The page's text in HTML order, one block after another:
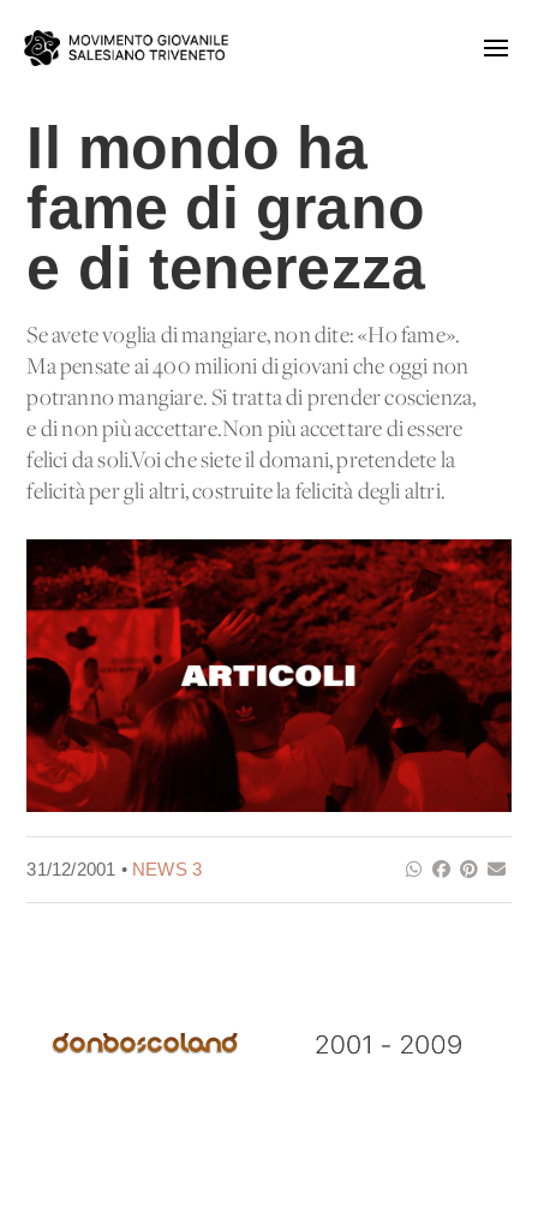
Il mondo ha
fame di grano
e di tenerezza
Se avete voglia di mangiare, non dite: «Ho fame».
Ma pensate ai 400 milioni di giovani che oggi non
potranno mangiare. Si tratta di prender coscienza,
e di non più accettare.Non più accettare di essere
felici da soli.Voi che siete il domani, pretendete la
felicità per gli altri, costruite la felicità degli altri.
31/12/2001 • NEWS 3